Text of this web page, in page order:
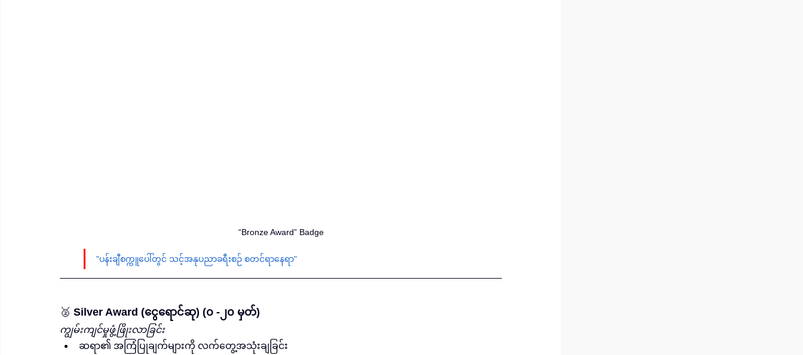
“Bronze Award” Badge
"ပန်းချီစက္ကူပေါ်တွင် သင့်အနုပညာခရီးစဉ် စတင်ရာနေရာ"
🥈 Silver Award (ငွေရောင်ဆု) (၀ -၂၀ မှတ်)
ကျွမ်းကျင်မှုဖွံ့ဖြိုးလာခြင်း
ဆရာ၏ အကြံပြုချက်များကို လက်တွေ့အသုံးချခြင်း